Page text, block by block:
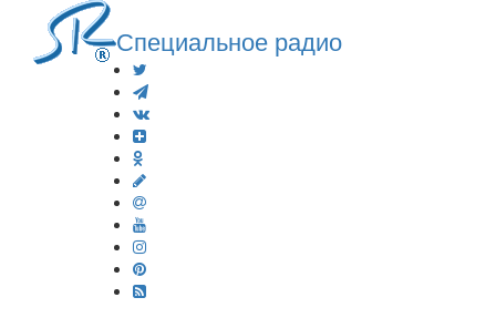
Специальное радио